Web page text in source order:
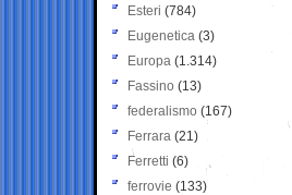
Esteri (784)
Eugenetica (3)
Europa (1.314)
Fassino (13)
federalismo (167)
Ferrara (21)
Ferretti (6)
ferrovie (133)